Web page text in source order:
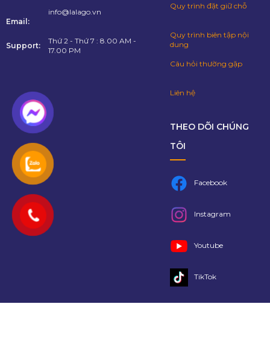
Email:
info@lalago.vn
Support:
Thứ 2 - Thứ 7 : 8.00 AM -
17.00 PM
Quy trình đặt giữ chỗ
Quy trình biên tập nội
dung
Câu hỏi thường gặp
Liên hệ
THEO DÕI CHÚNG
TÔI
Facebook
Instagram
Youtube
TikTok